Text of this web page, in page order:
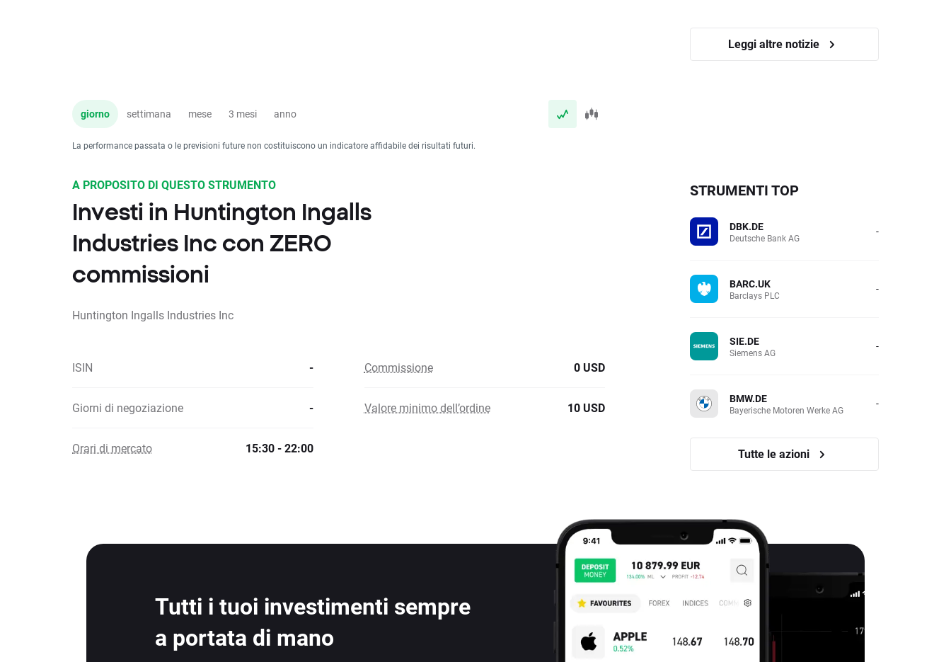
giorno settimana mese 3 mesi anno
La performance passata o le previsioni future non costituiscono un indicatore affidabile dei risultati futuri.
Leggi altre notizie
A PROPOSITO DI QUESTO STRUMENTO
Investi in Huntington Ingalls
Industries Inc con ZERO
commissioni
Huntington Ingalls Industries Inc
ISIN - Commissione 0 USD
Giorni di negoziazione - Valore minimo dell’ordine 10 USD
Orari di mercato 15:30 - 22:00
STRUMENTI TOP
DBK.DE
Deutsche Bank AG -
BARC.UK
Barclays PLC -
SIE.DE
Siemens AG -
BMW.DE
Bayerische Motoren Werke AG -
Tutte le azioni
Tutti i tuoi investimenti sempre
a portata di mano